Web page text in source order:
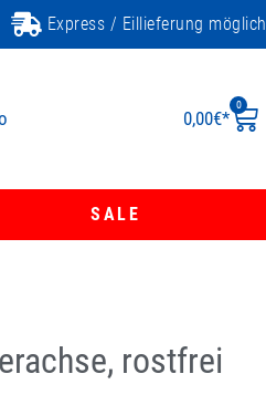
Express / Eillieferung möglich
0,00€
0
SALE
rostfrei